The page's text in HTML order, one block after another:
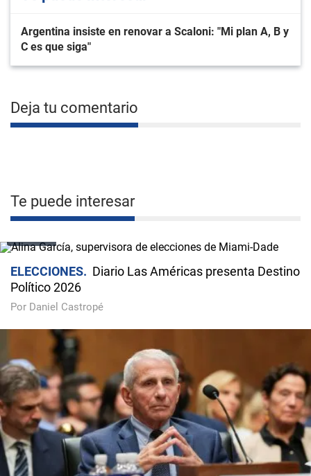
Argentina insiste en renovar a Scaloni: "Mi plan A, B y
C es que siga"
Deja tu comentario
Te puede interesar
ELECCIONES
Diario Las Américas presenta Destino
Político 2026
Por Daniel Castropé